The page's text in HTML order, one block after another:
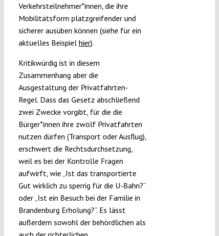
Verkehrsteilnehmer*innen, die ihre
Mobilitätsform platzgreifender und
sicherer ausüben können (siehe für ein
aktuelles Beispiel hier).
Kritikwürdig ist in diesem
Zusammenhang aber die
Ausgestaltung der Privatfahrten-
Regel. Dass das Gesetz abschließend
zwei Zwecke vorgibt, für die die
Bürger*innen ihre zwölf Privatfahrten
nutzen dürfen (Transport oder Ausflug),
erschwert die Rechtsdurchsetzung,
weil es bei der Kontrolle Fragen
aufwirft, wie „Ist das transportierte
Gut wirklich zu sperrig für die U-Bahn?“
oder „Ist ein Besuch bei der Familie in
Brandenburg Erholung?“. Es lässt
außerdem sowohl der behördlichen als